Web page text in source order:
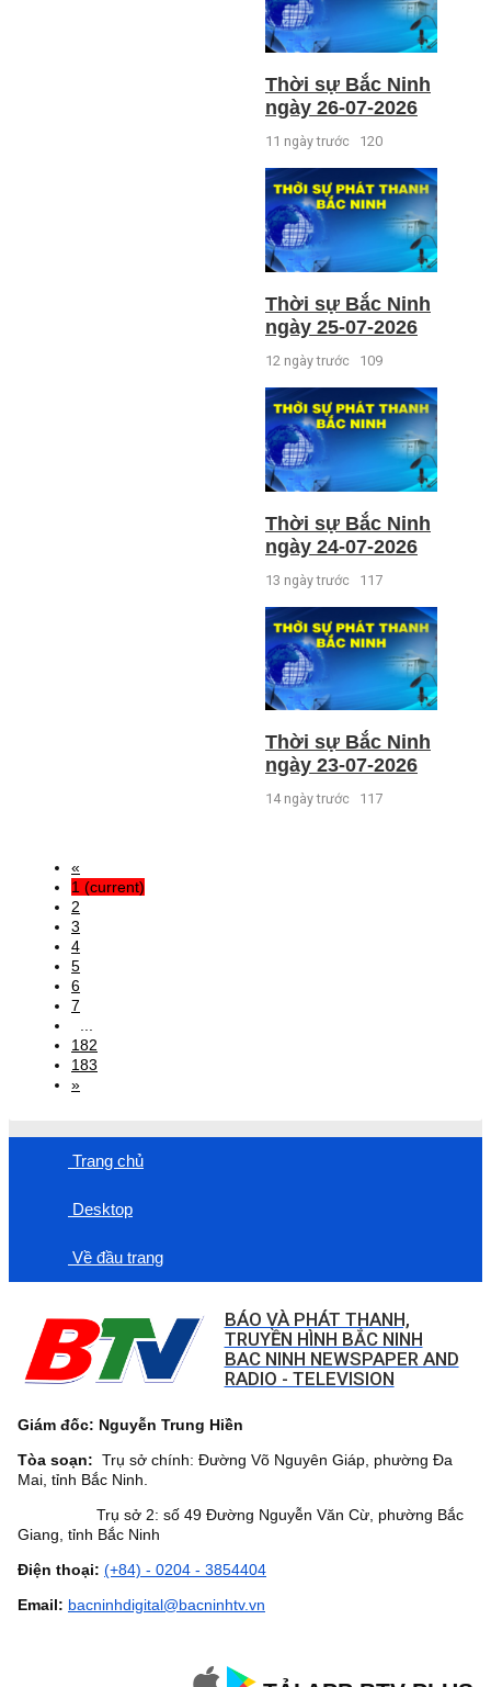
Thời sự Bắc Ninh
ngày 26-07-2026
11 ngày trước 120
Thời sự Bắc Ninh
ngày 25-07-2026
12 ngày trước 109
Thời sự Bắc Ninh
ngày 24-07-2026
13 ngày trước 117
Thời sự Bắc Ninh
ngày 23-07-2026
14 ngày trước 117
«
1 (current)
2
3
4
5
6
7
182
183
»
Trang chủ
Desktop
Về đầu trang
BÁO VÀ PHÁT THANH,
TRUYỀN HÌNH BẮC NINH
BAC NINH NEWSPAPER AND
RADIO - TELEVISION
Giám đốc: Nguyễn Trung Hiền
Tòa soạn: Trụ sở chính: Đường Võ Nguyên Giáp, phường Đa
Mai, tỉnh Bắc Ninh.
Trụ sở 2: số 49 Đường Nguyễn Văn Cừ, phường Bắc
Giang, tỉnh Bắc Ninh
Điện thoại: (+84) - 0204 - 3854404
Email: bacninhdigital@bacninhtv.vn